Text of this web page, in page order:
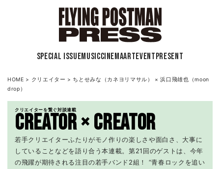
SPECIAL ISSUEMUSICCINEMAARTEVENTPRESENT
HOME > クリエイター > ちとせみな（カネヨリマサル） × 浜口飛雄也（moon
drop）
クリエイターを繋ぐ対談連載
CREATOR × CREATOR
若手クリエイターふたりがモノ作りの楽しさや面白さ、大事に
していることなどを語り合う本連載。第21回のゲストは、今年
の飛躍が期待される注目の若手バンド2組！ “青春ロックを追い